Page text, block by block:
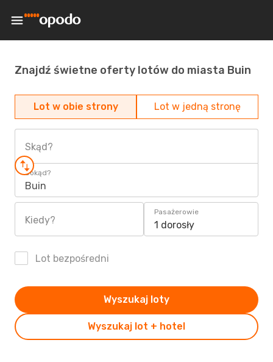
Znajdź świetne oferty lotów do miasta Buin
Lot w obie strony Lot w jedną stronę
Skąd?
Dokąd?
Buin
Kiedy?
Pasażerowie
1 dorosły
Lot bezpośredni
Wyszukaj lot + hotel
Wyszukaj loty